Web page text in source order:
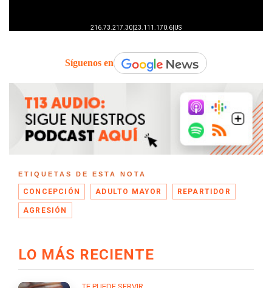
Síguenos en
ETIQUETAS DE ESTA NOTA
CONCEPCIÓN ADULTO MAYOR REPARTIDOR
AGRESIÓN
LO MÁS RECIENTE